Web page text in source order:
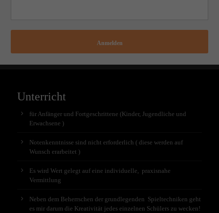
Anmelden
Unterricht
für Anfänger und Fortgeschrittene (Kinder, Jugendliche und
Erwachsene )
Notenkenntnisse sind nicht erforderlich ( diese werden auf
Wunsch erarbeitet )
Es wird Wert gelegt auf eine individuelle, praxisnahe
Vermittlung
Neben dem Beherrschen der grundlegenden Spieltechniken geht
es mir darum die Kreativität jedes einzelnen Schülers zu wecken!